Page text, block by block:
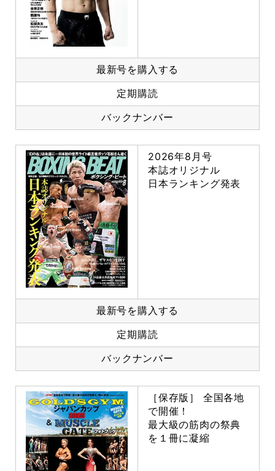
最新号を購入する
定期購読
バックナンバー
2026年8月号
本誌オリジナル
日本ランキング発表
最新号を購入する
定期購読
バックナンバー
［保存版］ 全国各地
で開催！
最大級の筋肉の祭典
を１冊に凝縮